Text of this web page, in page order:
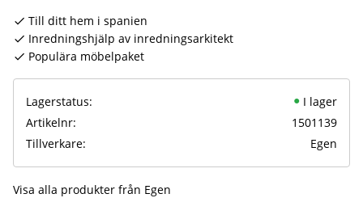
Till ditt hem i spanien
Inredningshjälp av inredningsarkitekt
Populära möbelpaket
Lagerstatus
I lager
Artikelnr
1501139
Tillverkare
Egen
Visa alla produkter från Egen